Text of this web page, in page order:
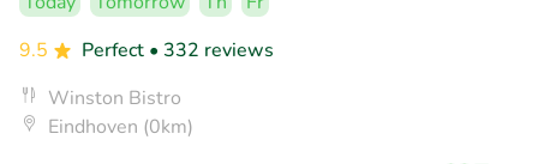
9.5
Perfect • 332 reviews
Winston Bistro
Eindhoven (0km)